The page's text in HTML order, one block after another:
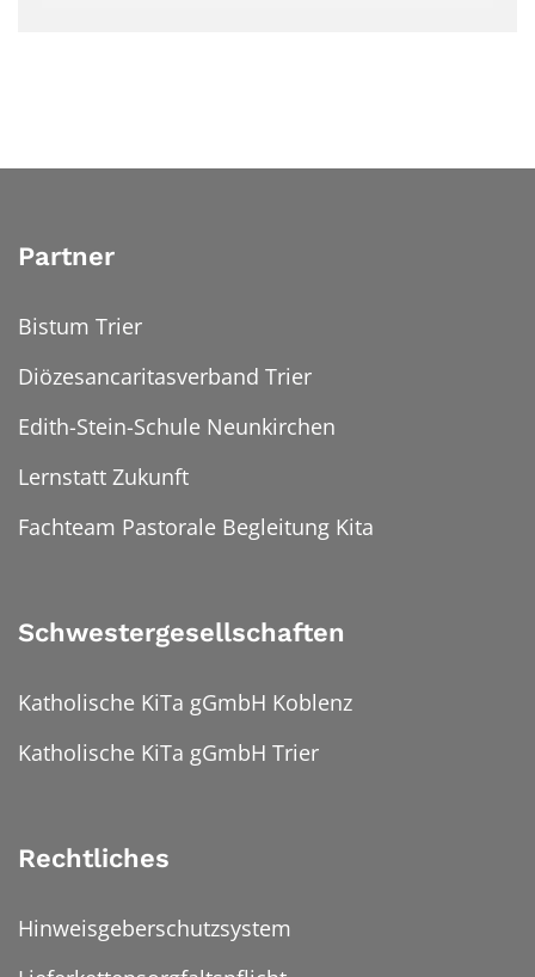
Partner
Bistum Trier
Diözesancaritasverband Trier
Edith-Stein-Schule Neunkirchen
Lernstatt Zukunft
Fachteam Pastorale Begleitung Kita
Schwestergesellschaften
Katholische KiTa gGmbH Koblenz
Katholische KiTa gGmbH Trier
Rechtliches
Hinweisgeberschutzsystem